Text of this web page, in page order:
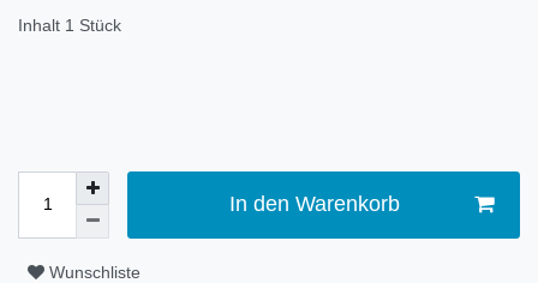
Inhalt 1 Stück
In den Warenkorb
Wunschliste